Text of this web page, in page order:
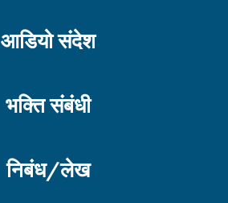
आडियो संदेश
भक्ति संबंधी
निबंध/लेख